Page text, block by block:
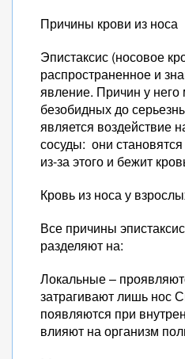
Причины крови из носа
Эпистаксис (носовое
распространенное и
явление. Причин у него
безобидных до
является воздействие
сосуды: они
из-за этого и бежит
Кровь из носа у
Все причины
разделяют на:
Локальные –
затрагивают лишь нос
появляются при
влияют на организм